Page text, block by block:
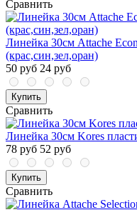
Сравнить
Линейка 30см Attache
(крас,син,зел,оран)
50 руб 24 руб
Купить
Сравнить
Линейка 30см Kores
78 руб 52 руб
Купить
Сравнить